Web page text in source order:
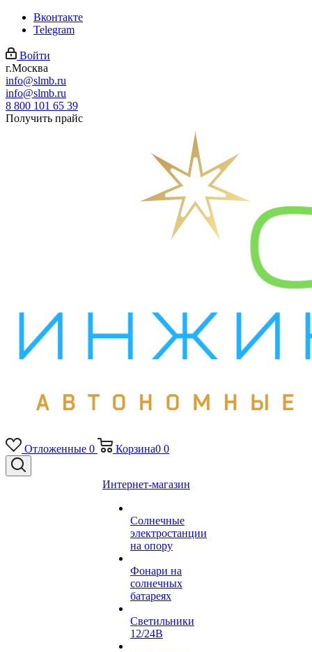
Вконтакте
Telegram
Войти
г.Москва
info@slmb.ru
info@slmb.ru
8 800 101 65 39
Получить прайс
Отложенные 0 Корзина0 0
Интернет-магазин
Солнечные
электростанции
на опору
Фонари на
солнечных
батареях
Светильники
12/24В